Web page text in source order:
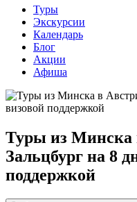
Туры
Экскурсии
Календарь
Блог
Акции
Афиша
Туры из Минска
Зальцбург на 8
поддержкой